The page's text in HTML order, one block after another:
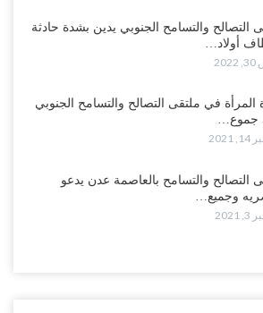
التصالح والتسامح الجنوبي يدين بشدة حادثة
أولاد…
المرأة في ملتقى التصالح والتسامح الجنوبي
جموع…
التصالح والتسامح بالعاصمة عدن يدعو
وجميع…